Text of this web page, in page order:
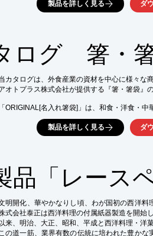
取り組んでいます。ご要望の際はお気軽にお問
■補助金制
単価制
製品を詳しく見る ダ
ログ 箸・
カタログは、外食産業の資材を中心に様々な
オトプラス株式会社が提供する『箸・箸袋』
「ORIGINAL[名入れ箸袋]」は、和食・洋食・中
幅広いジャンルに対応しております。
その他、印刷の折り方に沿って箸袋を折ると富
掲載内容】
箸・箸袋
詳しくはPDFをダウンロードして頂くか、お
製品を詳しく見る ダ
品「レース
明開化、華やかなりし頃、わが国初の西洋料
式会社泰正は西洋料理の付属紙器製造を開始し
以来、明治、大正、昭和、平成と西洋料理・洋
の道一筋、業界有数の伝統に培われた豊かな